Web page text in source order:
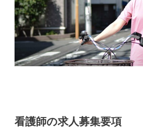
看護師の求人募集要項